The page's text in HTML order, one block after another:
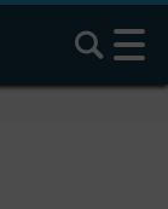
Hledat